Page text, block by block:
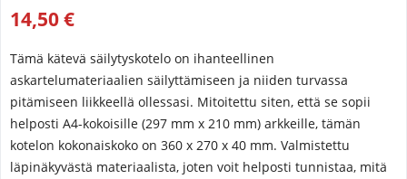
14,50 €
Tämä kätevä säilytyskotelo on ihanteellinen
askartelumateriaalien säilyttämiseen ja niiden turvassa
pitämiseen liikkeellä ollessasi. Mitoitettu siten, että se sopii
helposti A4-kokoisille (297 mm x 210 mm) arkkeille, tämän
kotelon kokonaiskoko on 360 x 270 x 40 mm. Valmistettu
läpinäkyvästä materiaalista, joten voit helposti tunnistaa, mitä